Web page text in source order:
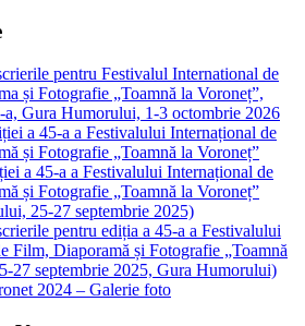
pentru Festivalul International de
și Fotografie „Toamnă la Voroneț”,
Gura Humorului, 1-3 octombrie 2026
a 45-a a Festivalului Internațional de
și Fotografie „Toamnă la Voroneț”
a 45-a a Festivalului Internațional de
și Fotografie „Toamnă la Voroneț”
25-27 septembrie 2025)
pentru ediția a 45-a a Festivalului
Film, Diaporamă și Fotografie „Toamnă
27 septembrie 2025, Gura Humorului)
2024 – Galerie foto